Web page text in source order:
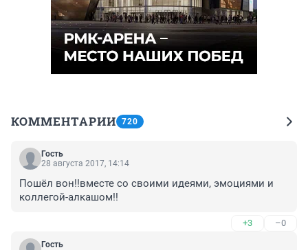
КОММЕНТАРИИ 720
Гость
28 августа 2017, 14:14
Пошёл вон!!вместе со своими идеями, эмоциями и
коллегой-алкашом!!
+3 –0
Гость